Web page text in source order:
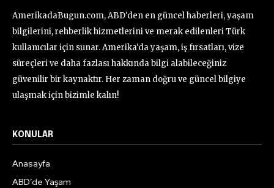
AmerikadaBugun.com, ABD'den en güncel haberleri, yaşam
bilgilerini, rehberlik hizmetlerini ve merak edilenleri Türk
kullanıcılar için sunar. Amerika'da yaşam, iş fırsatları, vize
süreçleri ve daha fazlası hakkında bilgi alabileceğiniz
güvenilir bir kaynaktır. Her zaman doğru ve güncel bilgiye
ulaşmak için bizimle kalın!
KONULAR
Anasayfa
ABD’de Yaşam